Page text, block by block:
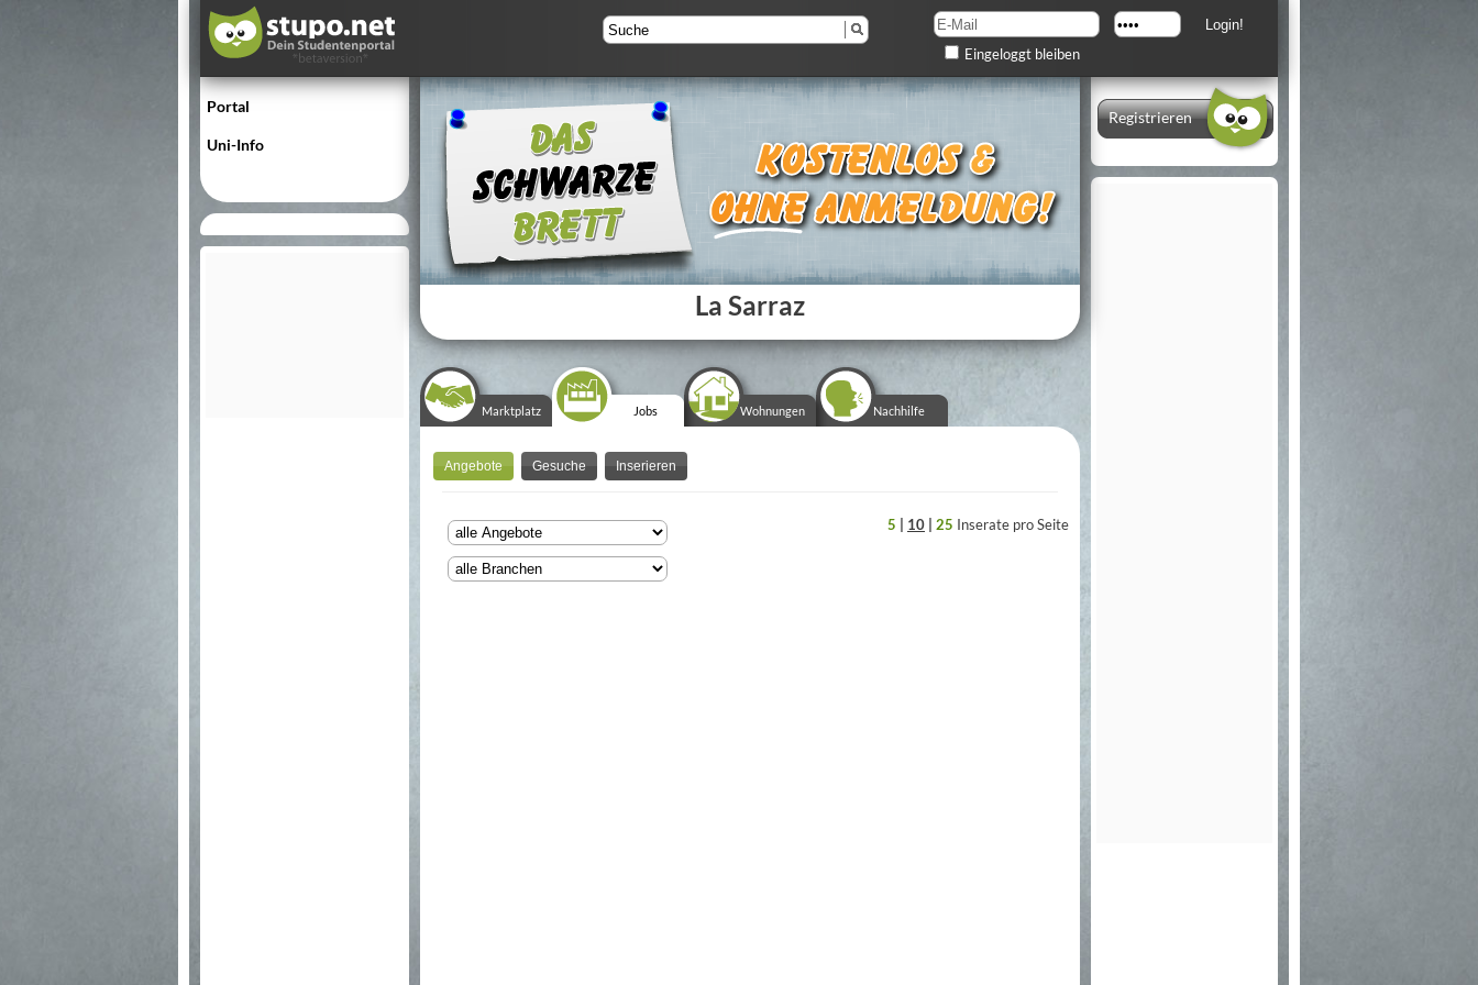
Eingeloggt bleiben
Portal
Uni-Info
Registrieren
La Sarraz
Marktplatz Jobs Wohnungen Nachhilfe
Angebote Gesuche Inserieren
5 10 25 Inserate pro Seite